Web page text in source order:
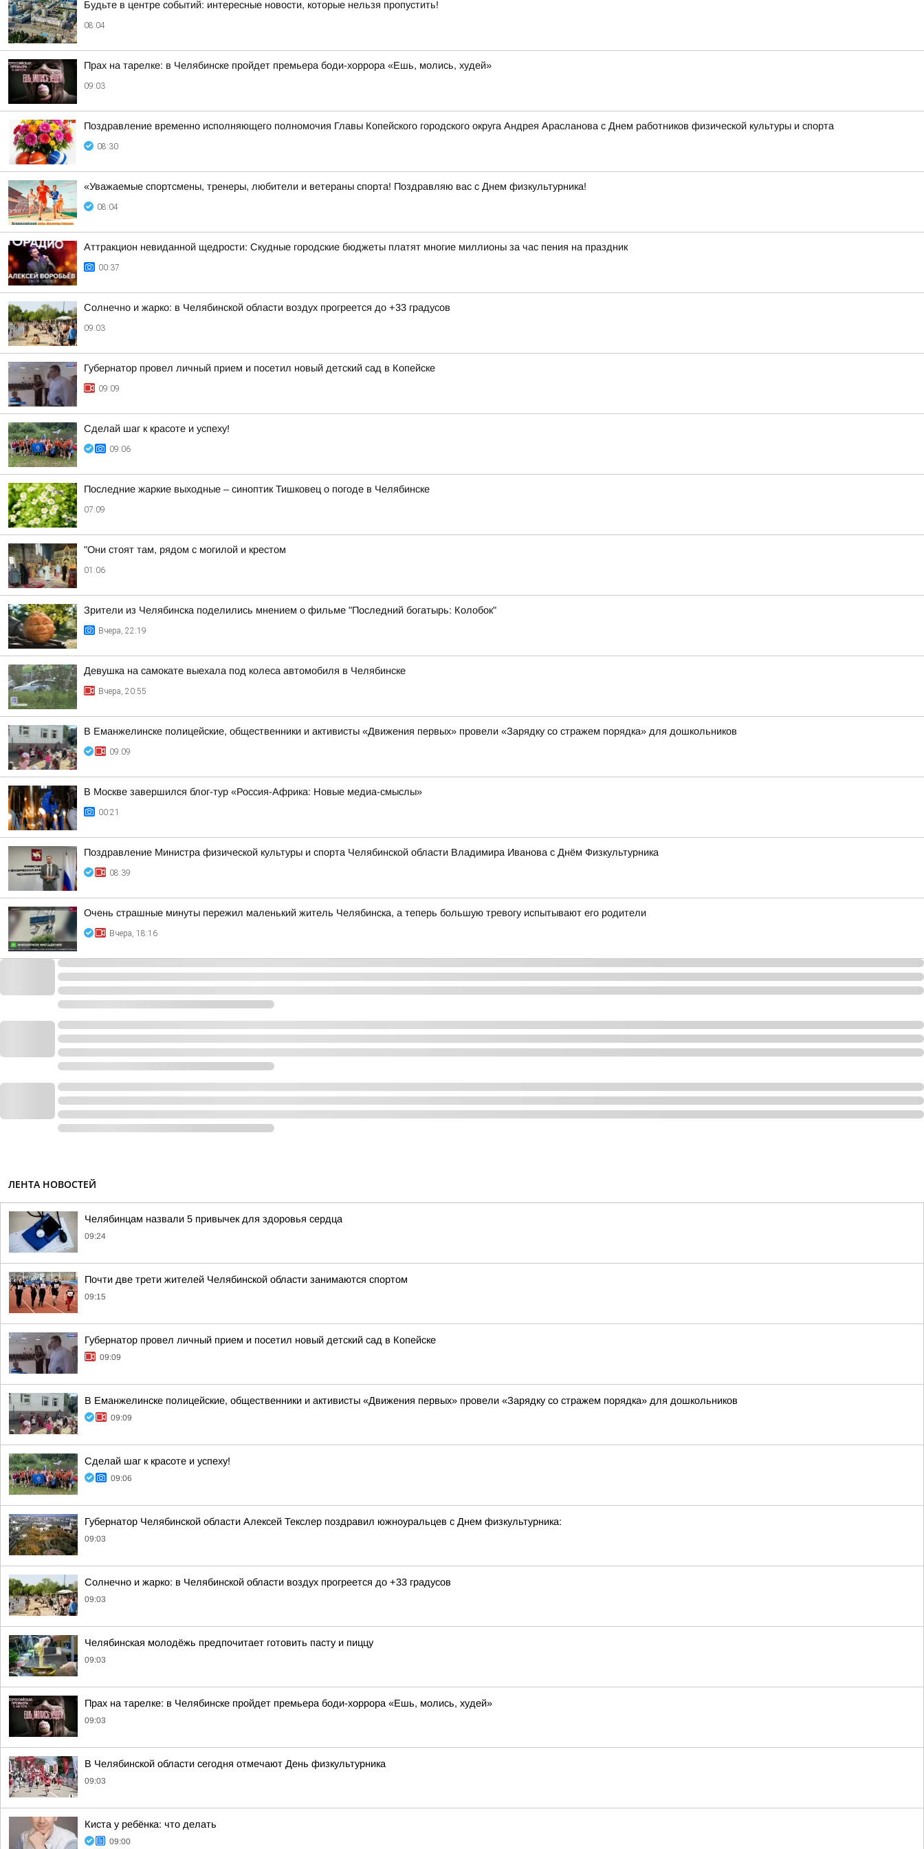
Будьте в центре событий: интересные новости, которые нельзя пропустить!
08:04
Прах на тарелке: в Челябинске пройдет премьера боди-хоррора «Ешь, молись, худей»
09:03
Поздравление временно исполняющего полномочия Главы Копейского городского округа Андрея Арасланова с Днем работников физической культуры и спорта
08:30
«Уважаемые спортсмены, тренеры, любители и ветераны спорта! Поздравляю вас с Днем физкультурника!
08:04
Аттракцион невиданной щедрости: Скудные городские бюджеты платят многие миллионы за час пения на праздник
00:37
Солнечно и жарко: в Челябинской области воздух прогреется до +33 градусов
09:03
Губернатор провел личный прием и посетил новый детский сад в Копейске
09:09
Сделай шаг к красоте и успеху!
09:06
Последние жаркие выходные – синоптик Тишковец о погоде в Челябинске
07:09
"Они стоят там, рядом с могилой и крестом
01:06
Зрители из Челябинска поделились мнением о фильме "Последний богатырь: Колобок"
Вчера, 22:19
Девушка на самокате выехала под колеса автомобиля в Челябинске
Вчера, 20:55
В Еманжелинске полицейские, общественники и активисты «Движения первых» провели «Зарядку со стражем порядка» для дошкольников
09:09
В Москве завершился блог-тур «Россия-Африка: Новые медиа-смыслы»
00:21
Поздравление Министра физической культуры и спорта Челябинской области Владимира Иванова с Днём Физкультурника
08:39
Очень страшные минуты пережил маленький житель Челябинска, а теперь большую тревогу испытывают его родители
Вчера, 18:16
ЛЕНТА НОВОСТЕЙ
Челябинцам назвали 5 привычек для здоровья сердца
09:24
Почти две трети жителей Челябинской области занимаются спортом
09:15
Губернатор провел личный прием и посетил новый детский сад в Копейске
09:09
В Еманжелинске полицейские, общественники и активисты «Движения первых» провели «Зарядку со стражем порядка» для дошкольников
09:09
Сделай шаг к красоте и успеху!
09:06
Губернатор Челябинской области Алексей Текслер поздравил южноуральцев с Днем физкультурника:
09:03
Солнечно и жарко: в Челябинской области воздух прогреется до +33 градусов
09:03
Челябинская молодёжь предпочитает готовить пасту и пиццу
09:03
Прах на тарелке: в Челябинске пройдет премьера боди-хоррора «Ешь, молись, худей»
09:03
В Челябинской области сегодня отмечают День физкультурника
09:03
Киста у ребёнка: что делать
09:00